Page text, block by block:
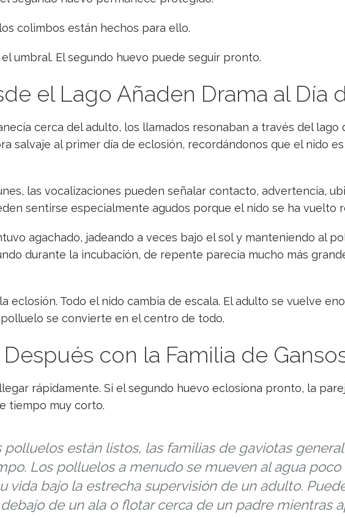
colimbos están hechos para ello.
umbral. El segundo huevo puede seguir pronto.
el Lago Añaden Drama al Día
cerca del adulto, los llamados resonaban a través del
salvaje al primer día de eclosión, recordándonos que el nido
las vocalizaciones pueden señalar contacto, advertencia,
sentirse especialmente agudos porque el nido se ha vuelto
agachado, jadeando a veces bajo el sol y manteniendo al
durante la incubación, de repente parecía mucho más
eclosión. Todo el nido cambia de escala. El adulto se vuelve
se convierte en el centro de todo.
con la Familia de
rápidamente. Si el segundo huevo eclosiona pronto, la
tiempo muy corto.
polluelos están listos, las familias de gaviotas
Los polluelos a menudo se mueven al agua
vida bajo la estrecha supervisión de un adulto.
de un ala o flotar cerca de un padre mientras